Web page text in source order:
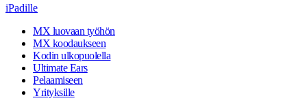
iPadille
MX luovaan työhön
MX koodaukseen
Kodin ulkopuolella
Ultimate Ears
Pelaamiseen
Yrityksille